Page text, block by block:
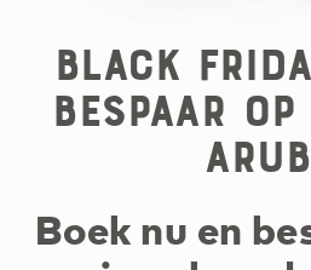
Black
Bespaar
Boek nu en